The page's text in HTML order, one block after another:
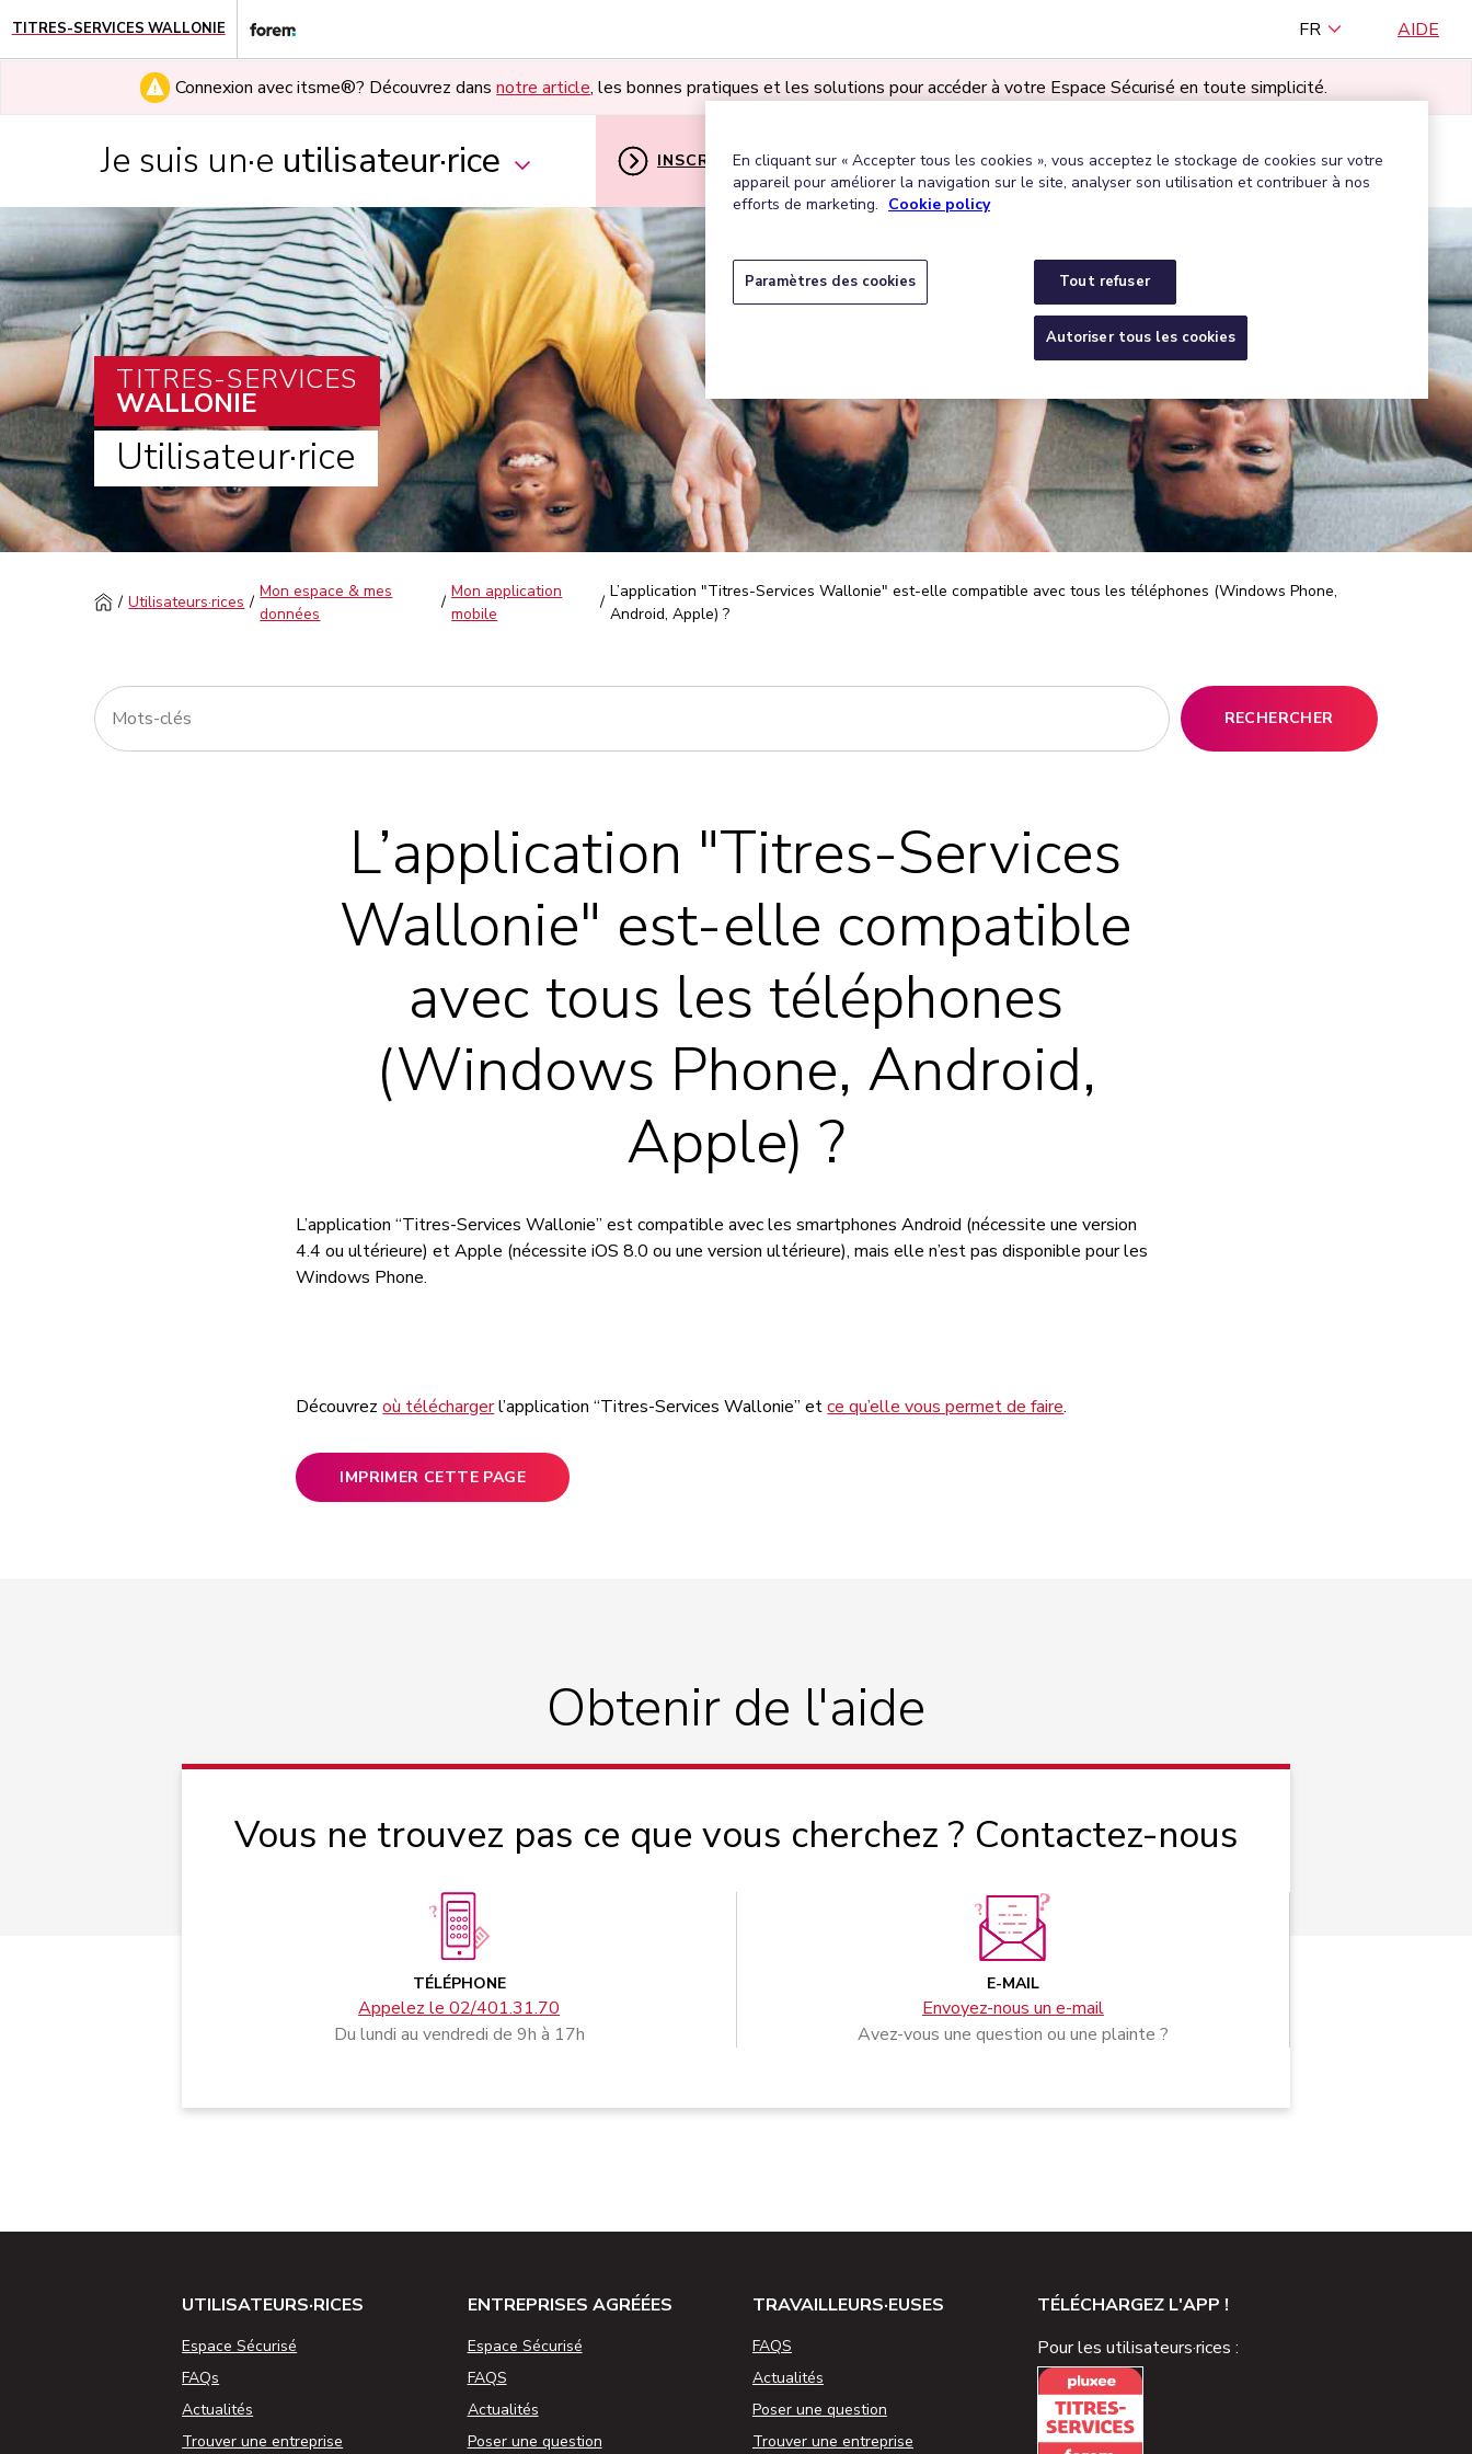
TITRES-SERVICES WALLONIE FR AIDE
Connexion avec itsme®? Découvrez dansnotre article, les bonnes pratiques et les solutions pour accéder à votre Espace Sécurisé en toute simplicité.
Je suis un·e utilisateur·rice INSCRIPTION
MON ESPACE UTILISATEUR·RICE
Trouver une entreprise agréée
TITRES-SERVICES
WALLONIE
Utilisateur·rice
Utilisateurs·rices
Mon espace & mes
données
Mon application
mobile
L’application "Titres-Services Wallonie" est-elle compatible avec tous les téléphones (Windows Phone,
Android, Apple) ?
RECHERCHER
L’application "Titres-Services
Wallonie" est-elle compatible
avec tous les téléphones
(Windows Phone, Android,
Apple) ?
L’application “Titres-Services Wallonie” est compatible avec les smartphones Android (nécessite une version
4.4 ou ultérieure) et Apple (nécessite iOS 8.0 ou une version ultérieure), mais elle n’est pas disponible pour les
Windows Phone.
Découvrezoù téléchargerl’application “Titres-Services Wallonie” etce qu’elle vous permet de faire.
IMPRIMER CETTE PAGE
Obtenir de l'aide
Vous ne trouvez pas ce que vous cherchez ? Contactez-nous
TÉLÉPHONE
Appelez le 02/401.31.70
Du lundi au vendredi de 9h à 17h
E-MAIL
Envoyez-nous un e-mail
Avez-vous une question ou une plainte ?
UTILISATEURS·RICES
Espace Sécurisé
FAQs
Actualités
Trouver une entreprise
ENTREPRISES AGRÉÉES
Espace Sécurisé
FAQS
Actualités
Poser une question
TRAVAILLEURS·EUSES
FAQS
Actualités
Poser une question
Trouver une entreprise
TÉLÉCHARGEZ L'APP !
Pour les utilisateurs·rices :
En cliquant sur « Accepter tous les cookies », vous acceptez le stockage de cookies sur votre
appareil pour améliorer la navigation sur le site, analyser son utilisation et contribuer à nos
efforts de marketing. Cookie policy
Tout refuser
Autoriser tous les cookies
Paramètres des cookies